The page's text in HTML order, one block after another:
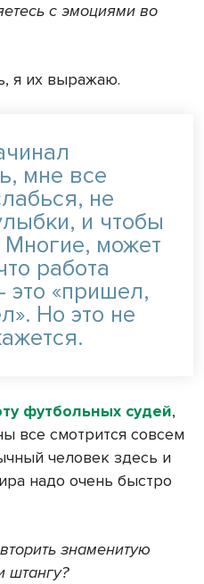
с эмоциями во
я их выражаю.
мне все
не
и чтобы
может
работа
это «пришел,
Но это не
футбольных судей,
все смотрится совсем
человек здесь и
надо очень быстро
знаменитую
штангу?